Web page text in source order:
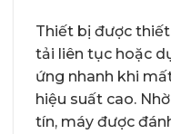
Thiết bị được
tải liên tục hoặc
ứng nhanh khi
hiệu suất cao.
tín, máy được